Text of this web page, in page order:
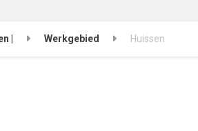
| Werkgebied Huissen